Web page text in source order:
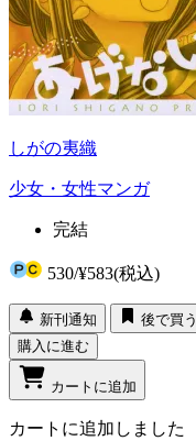
しがの夷織
少女・女性マンガ
完結
530/¥583(税込)
新刊通知
後で買う
購入に進む
カートに追加
カートに追加しました